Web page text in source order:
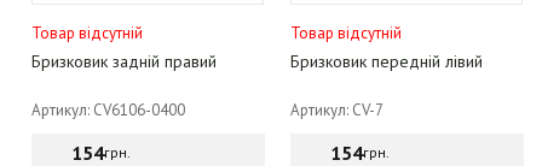
Товар відсутній
Бризковик задній правий
Артикул: CV6106-0400
154грн.
Товар відсутній
Бризковик передній лівий
Артикул: CV-7
154грн.